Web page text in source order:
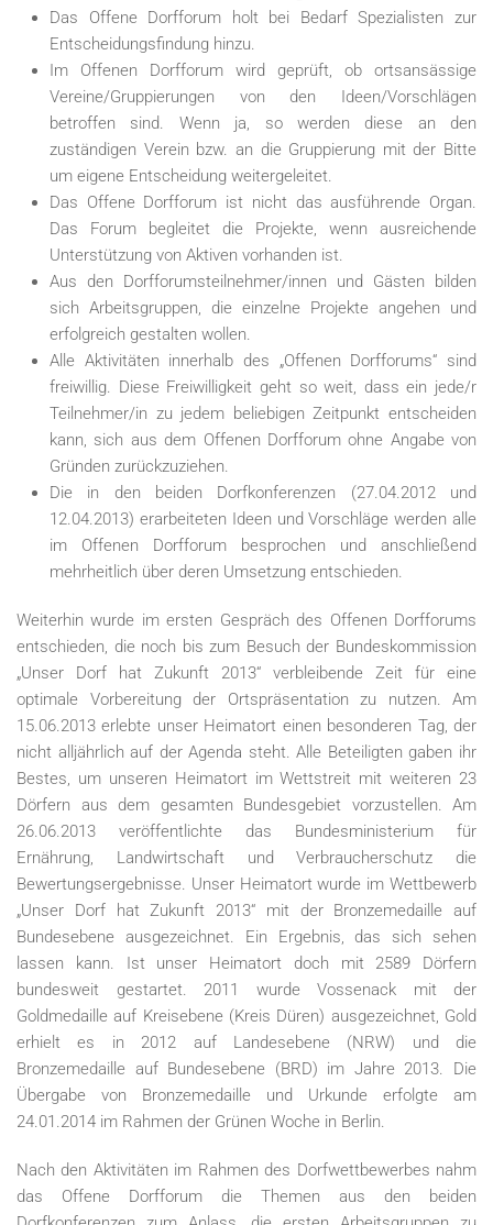
Das Offene Dorfforum holt bei Bedarf Spezialisten zur
Entscheidungsfindung hinzu.
Im Offenen Dorfforum wird geprüft, ob ortsansässige
Vereine/Gruppierungen von den Ideen/Vorschlägen
betroffen sind. Wenn ja, so werden diese an den
zuständigen Verein bzw. an die Gruppierung mit der Bitte
um eigene Entscheidung weitergeleitet.
Das Offene Dorfforum ist nicht das ausführende Organ.
Das Forum begleitet die Projekte, wenn ausreichende
Unterstützung von Aktiven vorhanden ist.
Aus den Dorfforumsteilnehmer/innen und Gästen bilden
sich Arbeitsgruppen, die einzelne Projekte angehen und
erfolgreich gestalten wollen.
Alle Aktivitäten innerhalb des „Offenen Dorfforums“ sind
freiwillig. Diese Freiwilligkeit geht so weit, dass ein jede/r
Teilnehmer/in zu jedem beliebigen Zeitpunkt entscheiden
kann, sich aus dem Offenen Dorfforum ohne Angabe von
Gründen zurückzuziehen.
Die in den beiden Dorfkonferenzen (27.04.2012 und
12.04.2013) erarbeiteten Ideen und Vorschläge werden alle
im Offenen Dorfforum besprochen und anschließend
mehrheitlich über deren Umsetzung entschieden.
Weiterhin wurde im ersten Gespräch des Offenen Dorfforums
entschieden, die noch bis zum Besuch der Bundeskommission
„Unser Dorf hat Zukunft 2013“ verbleibende Zeit für eine
optimale Vorbereitung der Ortspräsentation zu nutzen. Am
15.06.2013 erlebte unser Heimatort einen besonderen Tag, der
nicht alljährlich auf der Agenda steht. Alle Beteiligten gaben ihr
Bestes, um unseren Heimatort im Wettstreit mit weiteren 23
Dörfern aus dem gesamten Bundesgebiet vorzustellen. Am
26.06.2013 veröffentlichte das Bundesministerium für
Ernährung, Landwirtschaft und Verbraucherschutz die
Bewertungsergebnisse. Unser Heimatort wurde im Wettbewerb
„Unser Dorf hat Zukunft 2013“ mit der Bronzemedaille auf
Bundesebene ausgezeichnet. Ein Ergebnis, das sich sehen
lassen kann. Ist unser Heimatort doch mit 2589 Dörfern
bundesweit gestartet. 2011 wurde Vossenack mit der
Goldmedaille auf Kreisebene (Kreis Düren) ausgezeichnet, Gold
erhielt es in 2012 auf Landesebene (NRW) und die
Bronzemedaille auf Bundesebene (BRD) im Jahre 2013. Die
Übergabe von Bronzemedaille und Urkunde erfolgte am
24.01.2014 im Rahmen der Grünen Woche in Berlin.
Nach den Aktivitäten im Rahmen des Dorfwettbewerbes nahm
das Offene Dorfforum die Themen aus den beiden